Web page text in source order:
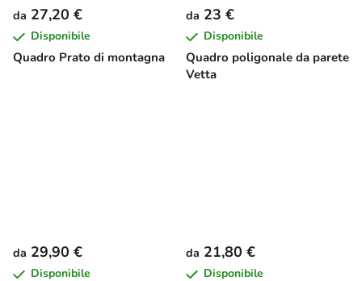
Quadro Prato di montagna
da 27,20 €
Disponibile
Quadro poligonale da parete
Vetta
da 23 €
Disponibile
da 29,90 €
Disponibile
da 21,80 €
Disponibile